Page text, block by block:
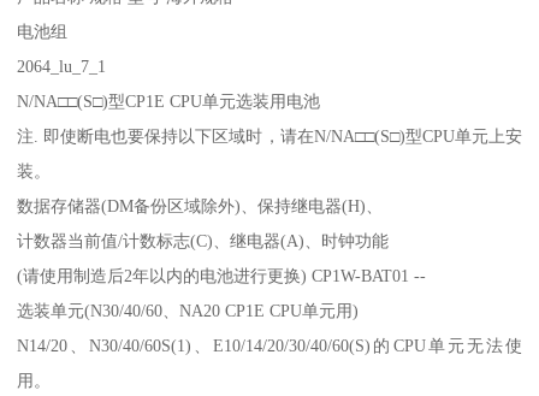
电池组
2064_lu_7_1
N/NA□□(S□)型CP1E CPU单元选装用电池
注. 即使断电也要保持以下区域时，请在N/NA□□(S□)型CPU单元上安
装。
数据存储器(DM备份区域除外)、保持继电器(H)、
计数器当前值/计数标志(C)、继电器(A)、时钟功能
(请使用制造后2年以内的电池进行更换) CP1W-BAT01 --
选装单元(N30/40/60、NA20 CP1E CPU单元用)
N14/20、N30/40/60S(1)、E10/14/20/30/40/60(S)的CPU单元无法使
用。